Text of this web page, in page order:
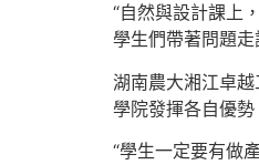
“自然與設計課上
學生們帶著問題
湖南農大湘江卓
學院發揮各自優
“學生一定要有做